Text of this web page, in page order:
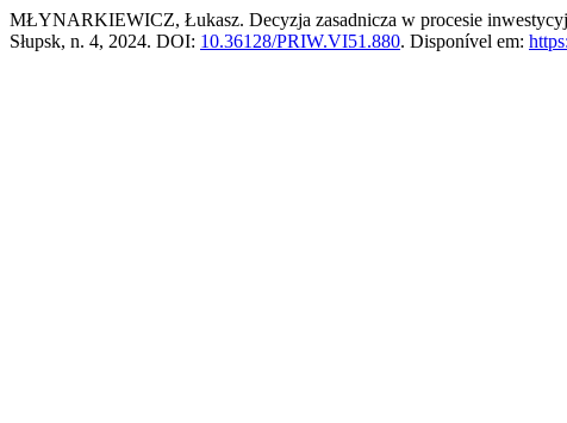
MŁYNARKIEWICZ, Łukasz. Decyzja zasadnicza w procesie
Słupsk, n. 4, 2024. DOI: 10.36128/PRIW.VI51.880. Disponível em: